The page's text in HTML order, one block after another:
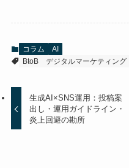
コラム
AI
BtoB
デジタルマーケティング
生成AI×SNS運用：投稿案
出し・運用ガイドライン・
炎上回避の勘所